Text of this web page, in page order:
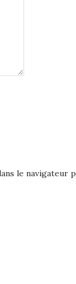
le navigateur